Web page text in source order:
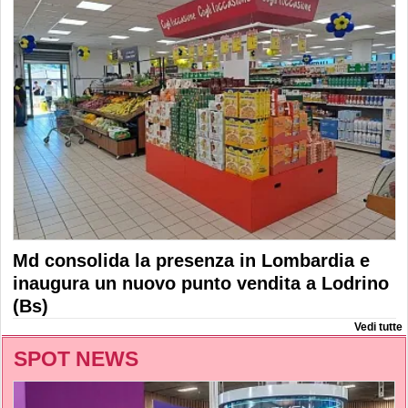
Md consolida la presenza in Lombardia e
inaugura un nuovo punto vendita a Lodrino
(Bs)
Vedi tutte
SPOT NEWS